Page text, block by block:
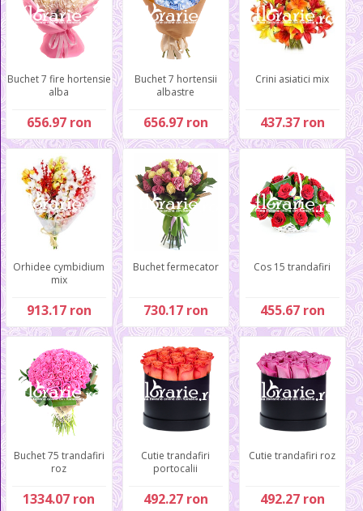
Buchet 7 fire hortensie
alba
656.97 ron
Buchet 7 hortensii
albastre
656.97 ron
Crini asiatici mix
437.37 ron
Orhidee cymbidium
mix
913.17 ron
Buchet fermecator
730.17 ron
Cos 15 trandafiri
455.67 ron
Buchet 75 trandafiri
roz
1334.07 ron
Cutie trandafiri
portocalii
492.27 ron
Cutie trandafiri roz
492.27 ron